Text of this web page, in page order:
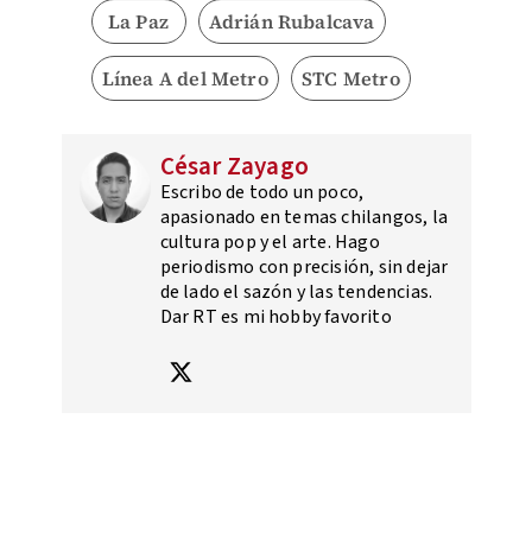
La Paz Adrián Rubalcava
Línea A del Metro STC Metro
César Zayago
Escribo de todo un poco,
apasionado en temas chilangos, la
cultura pop y el arte. Hago
periodismo con precisión, sin dejar
de lado el sazón y las tendencias.
Dar RT es mi hobby favorito